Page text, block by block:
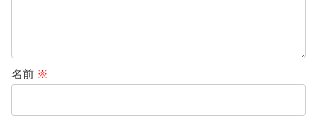
名前 ※